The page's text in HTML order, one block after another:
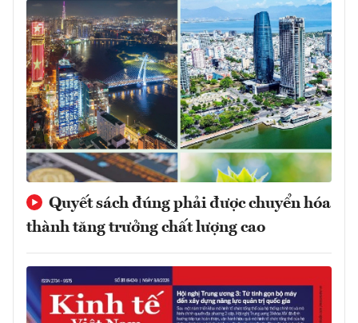
Quyết sách đúng phải được chuyển hóa
thành tăng trưởng chất lượng cao